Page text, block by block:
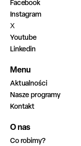
Facebook
Instagram
X
Youtube
Linkedin
Menu
Aktualności
Nasze programy
Kontakt
O nas
Co robimy?